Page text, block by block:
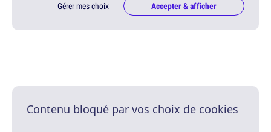
Gérer mes choix Accepter & afficher
Contenu bloqué par vos choix de cookies